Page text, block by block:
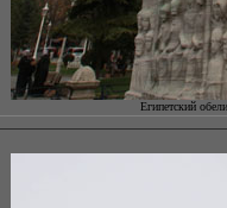
Египетский